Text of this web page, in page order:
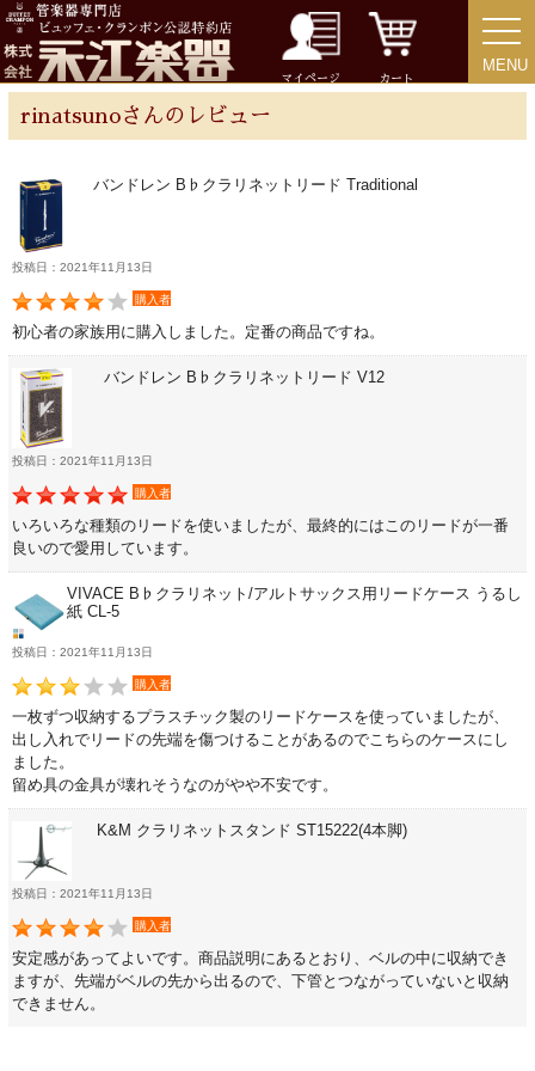
マイページ カート
MENU
MENU
rinatsunoさんのレビュー
バンドレン B♭クラリネットリード Traditional
投稿日：2021年11月13日
購入者
初心者の家族用に購入しました。定番の商品ですね。
バンドレン B♭クラリネットリード V12
投稿日：2021年11月13日
購入者
いろいろな種類のリードを使いましたが、最終的にはこのリードが一番
良いので愛用しています。
VIVACE B♭クラリネット/アルトサックス用リードケース うるし
紙 CL-5
投稿日：2021年11月13日
購入者
一枚ずつ収納するプラスチック製のリードケースを使っていましたが、
出し入れでリードの先端を傷つけることがあるのでこちらのケースにし
ました。
留め具の金具が壊れそうなのがやや不安です。
K&M クラリネットスタンド ST15222(4本脚)
投稿日：2021年11月13日
購入者
安定感があってよいです。商品説明にあるとおり、ベルの中に収納でき
ますが、先端がベルの先から出るので、下管とつながっていないと収納
できません。
リード＆リードケース
マウスピース＆ポーチ
ミュート
楽器ケース＆ケースカバー
楽器スタンド
お手入れ用品・パーツ
チューナー・メトロノーム
譜面台・指揮棒
音楽ギフト・雑貨
音楽教本
ソロ楽譜・曲集